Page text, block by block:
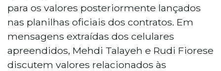
para os valores posteriormente lançados
nas planilhas oficiais dos contratos. Em
mensagens extraídas dos celulares
apreendidos, Mehdi Talayeh e Rudi Fiorese
discutem valores relacionados às